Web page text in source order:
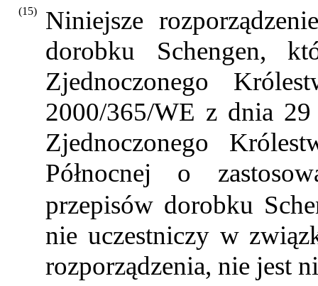
(15)
Niniejsze
dorobku Schengen,
Zjednoczonego
2000/365/WE z dnia
Zjednoczonego
Północnej o
przepisów dorobku
nie uczestniczy w
rozporządzenia, nie jest